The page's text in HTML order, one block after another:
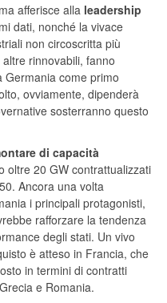
afferisce alla leadership
dati, nonché la vivace
non circoscritta più
rinnovabili, fanno
Germania come primo
ovviamente, dipenderà
sosterranno questo
di capacità
oltre 20 GW contrattualizzati
Ancora una volta
i principali protagonisti,
rafforzare la tendenza
degli stati. Un vivo
è atteso in Francia, che
in termini di contratti
e Romania.